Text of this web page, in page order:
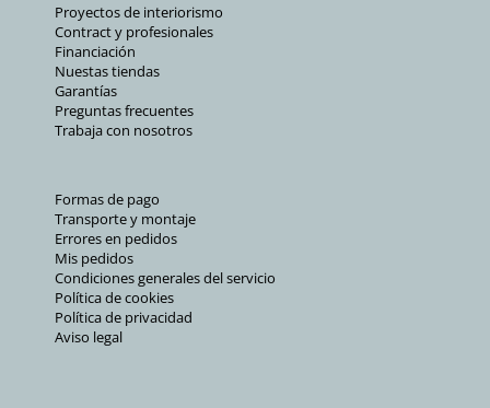
Proyectos de interiorismo
Contract y profesionales
Financiación
Nuestas tiendas
Garantías
Preguntas frecuentes
Trabaja con nosotros
Formas de pago
Transporte y montaje
Errores en pedidos
Mis pedidos
Condiciones generales del servicio
Política de cookies
Política de privacidad
Aviso legal